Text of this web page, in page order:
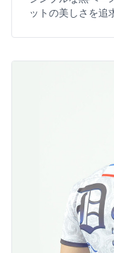
ットの美しさを追